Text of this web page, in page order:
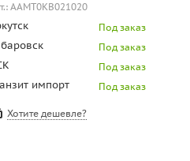
AAMT0KB021020
Под заказ
Под заказ
Под заказ
импорт Под заказ
Хотите дешевле?